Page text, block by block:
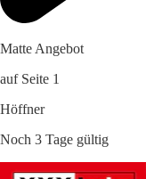
Matte Angebot
auf Seite 1
Höffner
Noch 3 Tage gültig